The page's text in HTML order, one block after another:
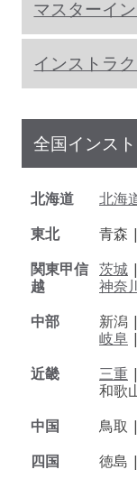
マスターイ
インストラ
全国インス
北海道
北海
東北
青森 |
関東甲信
越
茨城 |
神奈
中部
新潟 |
岐阜 |
近畿
三重 |
和歌
中国
鳥取 |
四国
徳島 |